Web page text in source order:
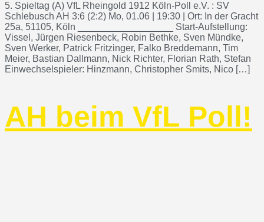
5. Spieltag (A) VfL Rheingold 1912 Köln-Poll e.V. : SV
Schlebusch AH 3:6 (2:2) Mo, 01.06 | 19:30 | Ort: In der Gracht
25a, 51105, Köln __________________ Start-Aufstellung:
Vissel, Jürgen Riesenbeck, Robin Bethke, Sven Mündke,
Sven Werker, Patrick Fritzinger, Falko Breddemann, Tim
Meier, Bastian Dallmann, Nick Richter, Florian Rath, Stefan
Einwechselspieler: Hinzmann, Christopher Smits, Nico […]
AH beim VfL Poll!